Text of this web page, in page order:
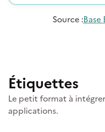
Source:Base
Étiquettes
Le petit format à
applications.